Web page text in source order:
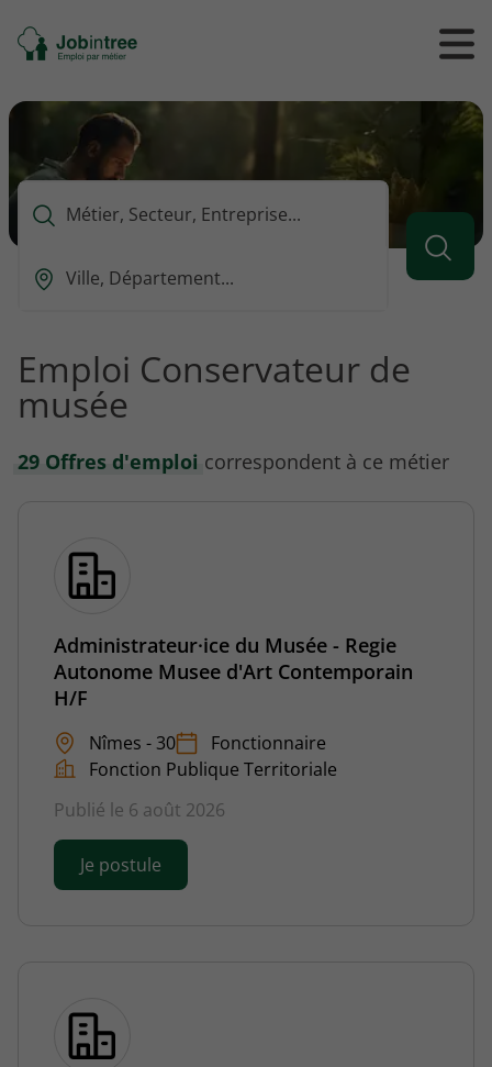
Se
rendre
l'accueil
Ouvrir
/
le
Que
vous
rechercher
Ou
vous
voulez
rechercher
Emploi Conservateur de
musée
29 Offres d'emploi correspondent à ce métier
Administrateur·ice du Musée - Regie
Autonome Musee d'Art Contemporain
H/F
Nîmes - 30
Fonctionnaire
Fonction Publique Territoriale
Publié le 6 août 2026
Je postule